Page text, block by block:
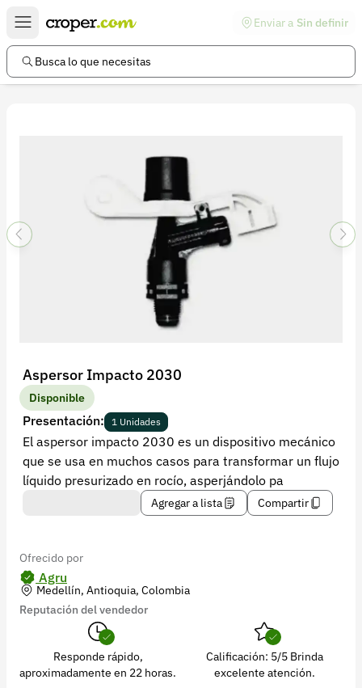
Enviar a Sin definir
Busca lo que necesitas
Aspersor Impacto 2030
Disponible
Presentación: 1 Unidades
El aspersor impacto 2030 es un dispositivo mecánico
que se usa en muchos casos para transformar un flujo
líquido presurizado en rocío, asperjándolo pa
Agregar a lista Compartir
Ofrecido por
Agru
Medellín, Antioquia, Colombia
Reputación del vendedor
Responde rápido,
aproximadamente en 22 horas.
Calificación: 5/5 Brinda
excelente atención.
Enlaces de interés
Preguntas frecuentes
Política de devoluciones
Política de privacidad
Recuperar contraseña
Contacto
Soporte
+57 323 2931928
Versión 5.44.0
Síguenos